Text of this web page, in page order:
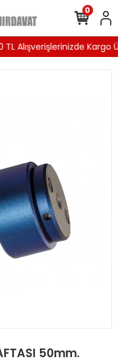
TL Alışverişlerinizde Kargo
0
50mm.